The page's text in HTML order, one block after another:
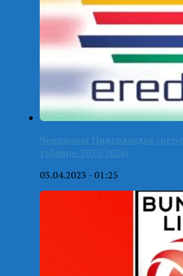
Чемпионат Нидерландов
таблица-2025/2026)
03.04.2023 - 01:25